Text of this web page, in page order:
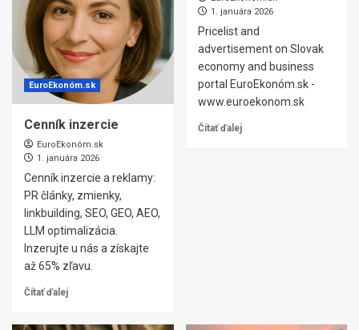
EuroEkonóm.sk
Cenník inzercie
EuroEkonóm.sk
1. januára 2026
Cenník inzercie a reklamy:
PR články, zmienky,
linkbuilding, SEO, GEO, AEO,
LLM optimalizácia.
Inzerujte u nás a získajte
až 65% zľavu.
Čítať ďalej
1. januára 2026
Pricelist and
advertisement on Slovak
economy and business
portal EuroEkonóm.sk -
www.euroekonom.sk
Čítať ďalej